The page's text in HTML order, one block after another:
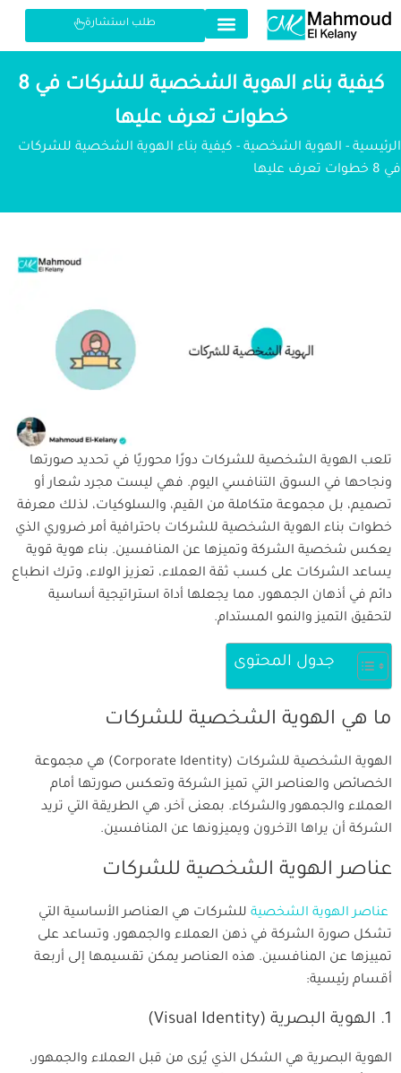
طلب استشارة
كيفية بناء الهوية الشخصية للشركات في 8
خطوات تعرف عليها
الرئيسية - الهوية الشخصية - كيفية بناء الهوية الشخصية للشركات
في 8 خطوات تعرف عليها
تلعب الهوية الشخصية للشركات دورًا محوريًا في تحديد صورتها
ونجاحها في السوق التنافسي اليوم. فهي ليست مجرد شعار أو
تصميم، بل مجموعة متكاملة من القيم، والسلوكيات، لذلك معرفة
خطوات بناء الهوية الشخصية للشركات باحترافية أمر ضروري الذي
يعكس شخصية الشركة وتميزها عن المنافسين. بناء هوية قوية
يساعد الشركات على كسب ثقة العملاء، تعزيز الولاء، وترك انطباع
دائم في أذهان الجمهور، مما يجعلها أداة استراتيجية أساسية
لتحقيق التميز والنمو المستدام.
جدول المحتوى
ما هي الهوية الشخصية للشركات
الهوية الشخصية للشركات (Corporate Identity) هي مجموعة
الخصائص والعناصر التي تميز الشركة وتعكس صورتها أمام
العملاء والجمهور والشركاء. بمعنى آخر، هي الطريقة التي تريد
الشركة أن يراها الآخرون ويميزونها عن المنافسين.
عناصر الهوية الشخصية للشركات
عناصر الهوية الشخصية للشركات هي العناصر الأساسية التي
تشكل صورة الشركة في ذهن العملاء والجمهور، وتساعد على
تمييزها عن المنافسين. هذه العناصر يمكن تقسيمها إلى أربعة
أقسام رئيسية:
1. الهوية البصرية (Visual Identity)
الهوية البصرية هي الشكل الذي يُرى من قبل العملاء والجمهور،